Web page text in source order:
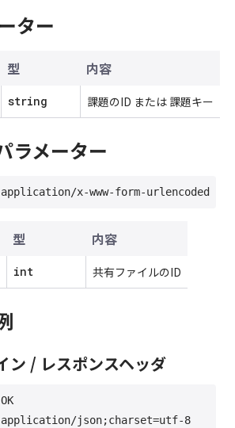
ター
型 内容
string 課題のID または 課題キー
ラメーター
型 内容
int 共有ファイルのID
ン / レスポンスヘッダ